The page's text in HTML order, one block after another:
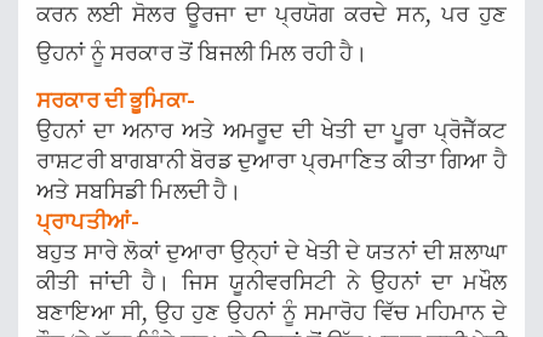
ਕਰਨ ਲਈ ਸੋਲਰ ਊਰਜਾ ਦਾ ਪ੍ਰਯੋਗ ਕਰਦੇ ਸਨ, ਪਰ ਹੁਣ
ਉਹਨਾਂ ਨੂੰ ਸਰਕਾਰ ਤੋਂ ਬਿਜਲੀ ਮਿਲ ਰਹੀ ਹੈ।
ਸਰਕਾਰ ਦੀ ਭੂਮਿਕਾ-
ਉਹਨਾਂ ਦਾ ਅਨਾਰ ਅਤੇ ਅਮਰੂਦ ਦੀ ਖੇਤੀ ਦਾ ਪੂਰਾ ਪ੍ਰੋਜੈੱਕਟ
ਰਾਸ਼ਟਰੀ ਬਾਗਬਾਨੀ ਬੋਰਡ ਦੁਆਰਾ ਪ੍ਰਮਾਣਿਤ ਕੀਤਾ ਗਿਆ ਹੈ
ਅਤੇ ਸਬਸਿਡੀ ਮਿਲਦੀ ਹੈ।
ਪ੍ਰਾਪਤੀਆਂ-
ਬਹੁਤ ਸਾਰੇ ਲੋਕਾਂ ਦੁਆਰਾ ਉਨ੍ਹਾਂ ਦੇ ਖੇਤੀ ਦੇ ਯਤਨਾਂ ਦੀ ਸ਼ਲਾਘਾ
ਕੀਤੀ ਜਾਂਦੀ ਹੈ। ਜਿਸ ਯੂਨੀਵਰਸਿਟੀ ਨੇ ਉਹਨਾਂ ਦਾ ਮਖੌਲ
ਬਣਾਇਆ ਸੀ, ਉਹ ਹੁਣ ਉਹਨਾਂ ਨੂੰ ਸਮਾਰੋਹ ਵਿੱਚ ਮਹਿਮਾਨ ਦੇ